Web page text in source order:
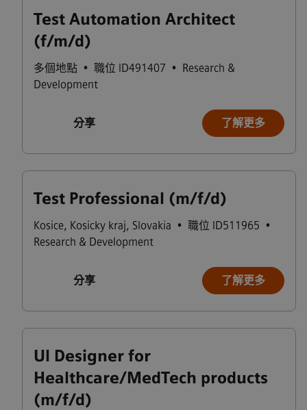
Test Automation Architect
(f/m/d)
多個地點 • 職位 ID491407 • Research &
Development
分享 了解更多
Test Professional (m/f/d)
Kosice, Kosicky kraj, Slovakia • 職位 ID511965 •
Research & Development
分享 了解更多
UI Designer for
Healthcare/MedTech products
(m/f/d)